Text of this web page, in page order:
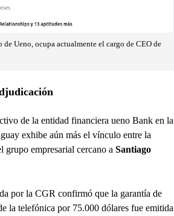
Ueno, ocupa actualmente el cargo de CEO de
de la entidad financiera ueno Bank en la
exhibe aún más el vínculo entre la
grupo empresarial cercano a Santiago
por la CGR confirmó que la garantía de
la telefónica por 75.000 dólares fue emitida